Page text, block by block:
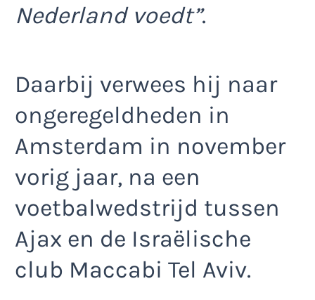
Nederland voedt”.
Daarbij verwees hij naar
ongeregeldheden in
Amsterdam in november
vorig jaar, na een
voetbalwedstrijd tussen
Ajax en de Israëlische
club Maccabi Tel Aviv.